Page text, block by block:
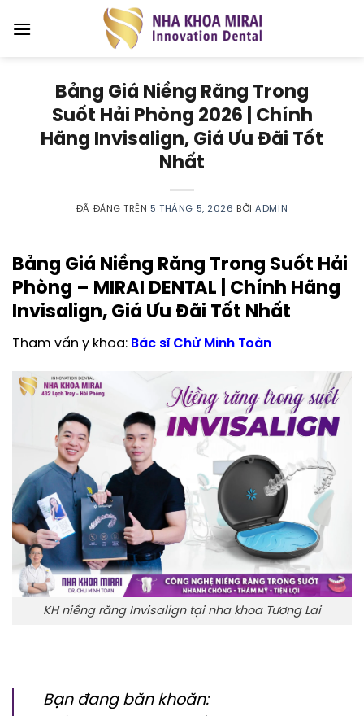
đến
Bảng Giá Niềng Răng Trong
Suốt Hải Phòng 2026 | Chính
Hãng Invisalign, Giá Ưu Đãi Tốt
Nhất
ĐÃ ĐĂNG TRÊN 5 THÁNG 5, 2026 BỞIADMIN
Bảng Giá Niềng Răng Trong Suốt Hải
Phòng – MIRAI DENTAL | Chính Hãng
Invisalign, Giá Ưu Đãi Tốt Nhất
Tham vấn y khoa: Bác sĩ Chử Minh Toàn
KH niềng răng Invisalign tại nha khoa Tương Lai
Bạn đang băn khoăn: